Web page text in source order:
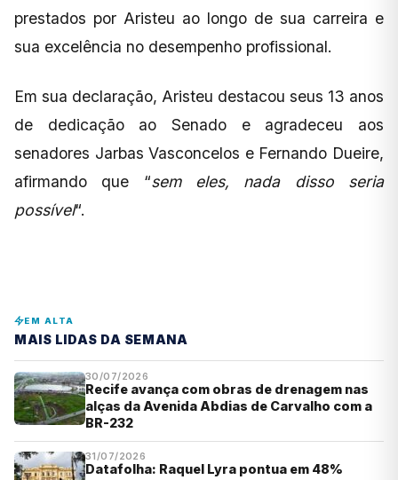
prestados por Aristeu ao longo de sua carreira e
sua excelência no desempenho profissional.
Em sua declaração, Aristeu destacou seus 13 anos
de dedicação ao Senado e agradeceu aos
senadores Jarbas Vasconcelos e Fernando Dueire,
afirmando que “sem eles, nada disso seria
possível“.
EM ALTA
MAIS LIDAS DA SEMANA
30/07/2026
Recife avança com obras de drenagem nas
alças da Avenida Abdias de Carvalho com a
BR-232
31/07/2026
Datafolha: Raquel Lyra pontua em 48%